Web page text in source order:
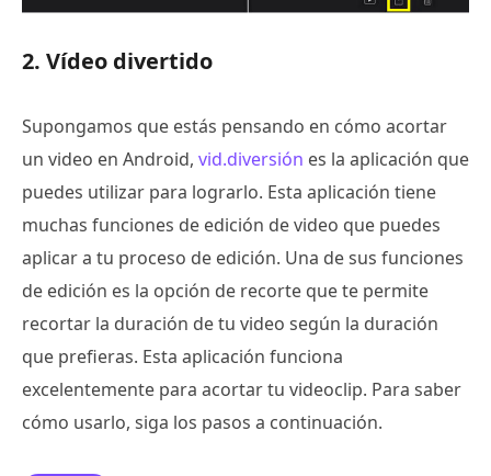
2. Vídeo divertido
Supongamos que estás pensando en cómo acortar
un video en Android, vid.diversión es la aplicación que
puedes utilizar para lograrlo. Esta aplicación tiene
muchas funciones de edición de video que puedes
aplicar a tu proceso de edición. Una de sus funciones
de edición es la opción de recorte que te permite
recortar la duración de tu video según la duración
que prefieras. Esta aplicación funciona
excelentemente para acortar tu videoclip. Para saber
cómo usarlo, siga los pasos a continuación.